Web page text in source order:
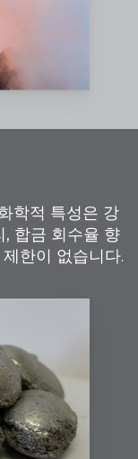
학적 특성은 강
, 합금 회수율 향
한이 없습니다.